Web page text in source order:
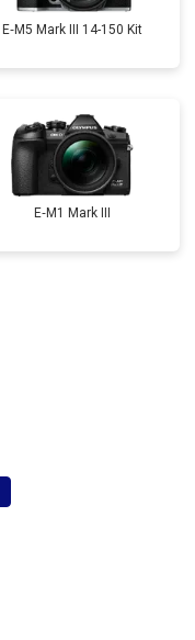
E‑M5 Mark III 14-150 Kit
E‑M1 Mark III